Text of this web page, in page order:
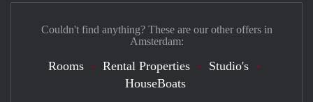
Couldn't find anything? These are our other offers in
Amsterdam:
Rooms Rental Properties
Studio's
HouseBoats